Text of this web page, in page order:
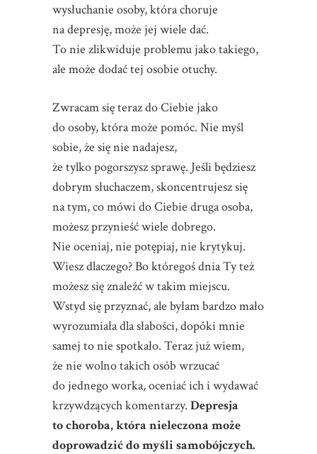
wysłuchanie osoby, która choruje
na depresję, może jej wiele dać.
To nie zlikwiduje problemu jako takiego,
ale może dodać tej osobie otuchy.
Zwracam się teraz do Ciebie jako
do osoby, która może pomóc. Nie myśl
sobie, że się nie nadajesz,
że tylko pogorszysz sprawę. Jeśli będziesz
dobrym słuchaczem, skoncentrujesz się
na tym, co mówi do Ciebie druga osoba,
możesz przynieść wiele dobrego.
Nie oceniaj, nie potępiaj, nie krytykuj.
Wiesz dlaczego? Bo któregoś dnia Ty też
możesz się znaleźć w takim miejscu.
Wstyd się przyznać, ale byłam bardzo mało
wyrozumiała dla słabości, dopóki mnie
samej to nie spotkało. Teraz już wiem,
że nie wolno takich osób wrzucać
do jednego worka, oceniać ich i wydawać
krzywdzących komentarzy. Depresja
to choroba, która nieleczona może
doprowadzić do myśli samobójczych.